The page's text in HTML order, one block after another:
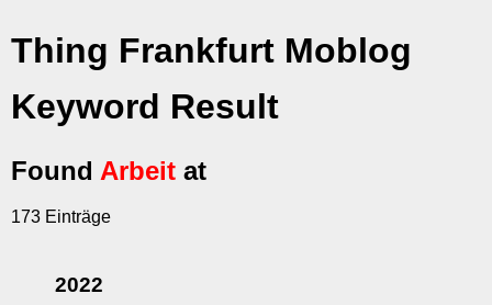
Thing Frankfurt Moblog
Keyword Result
Found Arbeit at
173 Einträge
2022